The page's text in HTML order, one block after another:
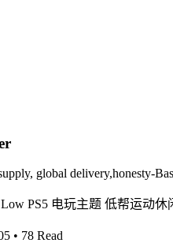
global delivery,honesty-
• 78 Read